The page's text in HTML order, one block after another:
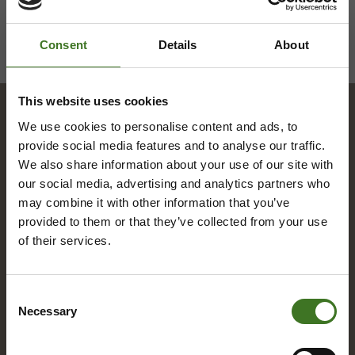
Consent Details About
This website uses cookies
We use cookies to personalise content and ads, to
provide social media features and to analyse our traffic.
We also share information about your use of our site with
our social media, advertising and analytics partners who
may combine it with other information that you’ve
provided to them or that they’ve collected from your use
of their services.
Selection
Necessary
Hakemisto
A
Alue­ke­räys­pis­teet